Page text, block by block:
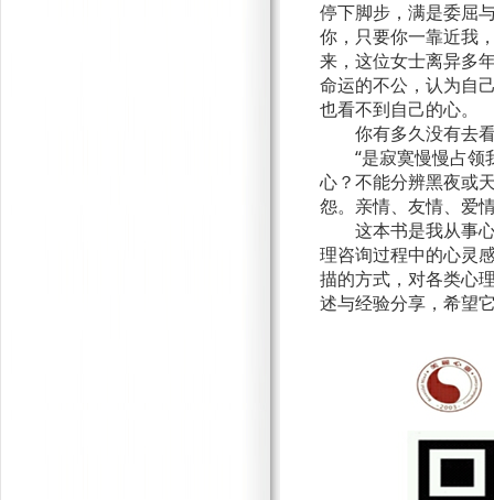
停下脚步，满是委屈
你，只要你一靠近我
来，这位女士离异多
命运的不公，认为自
也看不到自己的心。
你有多久没有去
“是寂寞慢慢占
心？不能分辨黑夜或
怨。亲情、友情、爱
这本书是我从事
理咨询过程中的心灵
描的方式，对各类心
述与经验分享，希望